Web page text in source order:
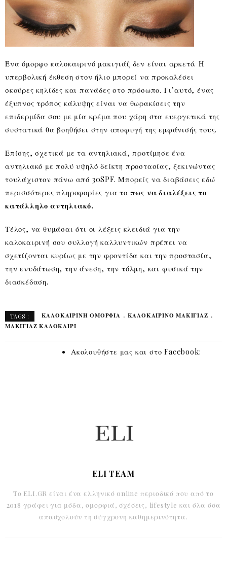
Ένα όμορφο καλοκαιρινό μακιγιάζ δεν είναι αρκετό. Η
υπερβολική έκθεση στον ήλιο μπορεί να προκαλέσει
σκούρες κηλίδες και πανάδες στο πρόσωπο. Γι’αυτό, ένας
έξυπνος τρόπος κάλυψης είναι να θωρακίσεις την
επιδερμίδα σου με μία κρέμα που χάρη στα ευεργετικά της
συστατικά θα βοηθήσει στην αποφυγή της εμφάνισής τους.
Επίσης, σχετικά με τα αντηλιακά, προτίμησε ένα
αντηλιακό με πολύ υψηλό δείκτη προστασίας, ξεκινώντας
τουλάχιστον πάνω από 30SPF. Μπορείς να διαβάσεις εδώ
περισσότερες πληροφορίες για το πως να διαλέξεις το
κατάλληλο αντηλιακό.
Τέλος, να θυμάσαι ότι οι λέξεις κλειδιά για την
καλοκαιρινή σου συλλογή καλλυντικών πρέπει να
σχετίζονται κυρίως με την φροντίδα και την προστασία,
την ενυδάτωση, την άνεση, την τόλμη, και φυσικά την
διασκέδαση.
TAGS : ΚΑΛΟΚΑΙΡΙΝΉ ΟΜΟΡΦΙΆ
ΚΑΛΟΚΑΙΡΙΝΌ ΜΑΚΙΓΙΆΖ
ΜΑΚΙΓΙΑΖ ΚΑΛΟΚΑΊΡΙ
Ακολουθήστε μας και στο Facebook:
ELI TEAM
Το ELI.GR είναι ένα ελληνικό online περιοδικό που από το
2018 γράφει για μόδα, ομορφιά, σχέσεις, lifestyle και όλα όσα
απασχολούν τη σύγχρονη καθημερινότητα.